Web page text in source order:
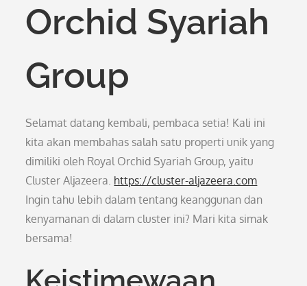
Orchid Syariah
Group
Selamat datang kembali, pembaca setia! Kali ini
kita akan membahas salah satu properti unik yang
dimiliki oleh Royal Orchid Syariah Group, yaitu
Cluster Aljazeera. https://cluster-aljazeera.com
Ingin tahu lebih dalam tentang keanggunan dan
kenyamanan di dalam cluster ini? Mari kita simak
bersama!